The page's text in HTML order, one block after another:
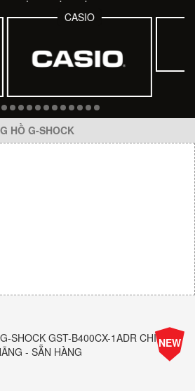
CASIO
HỒ G-SHOCK
NEW